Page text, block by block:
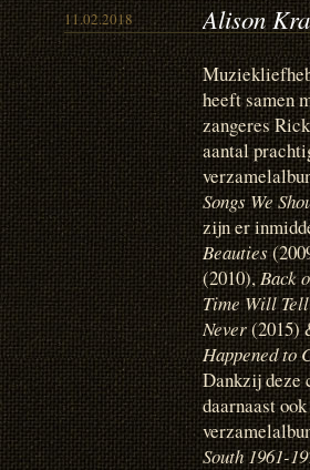
11.02.2018 Alison
heeft samen
zangeres
aantal
Songs We
zijn er
Beauties
(2010),Back
Time Will Tell
Never(2015)
Happened to
Dankzij deze
daarnaast
South 1961-